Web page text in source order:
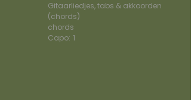
Gitaarliedjes, tabs & akkoorden
(chords)
chords
Capo: 1